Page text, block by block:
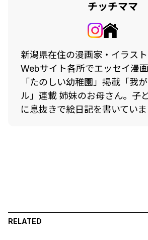
チッチママ
新潟県在住の漫画家・イラスト
Webサイト各所でエッセイ漫
「たのしい幼稚園」掲載「我
ル」連載 姉妹のお母さん。子
に息抜きで絵日記を書いていま
RELATED